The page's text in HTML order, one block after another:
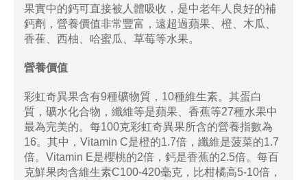
果實中的鈣可直接被人體吸收，是中老年人良好的補
鈣劑，營養價值非常豐富，遠超過蘋果、橙、木瓜、
香萑、西柚、哈蜜瓜、草莓等水果。
營養價值
彩虹奇異果含有9種礦物質，10種維生素。其蛋白
質，礦水化合物，纖維等是蘋果、香蕉等27種水果中
最為完美的。每100克彩虹奇異果所含的營養指數為
16。其中，Vitamin C是橙的1.7倍，纖維是菠菜的1.7
倍。Vitamin E是櫻桃的2倍，鈣是香蕉的2.5倍。每百
克鮮果肉含維生素C100-420毫克，比柑橘高5-10倍，